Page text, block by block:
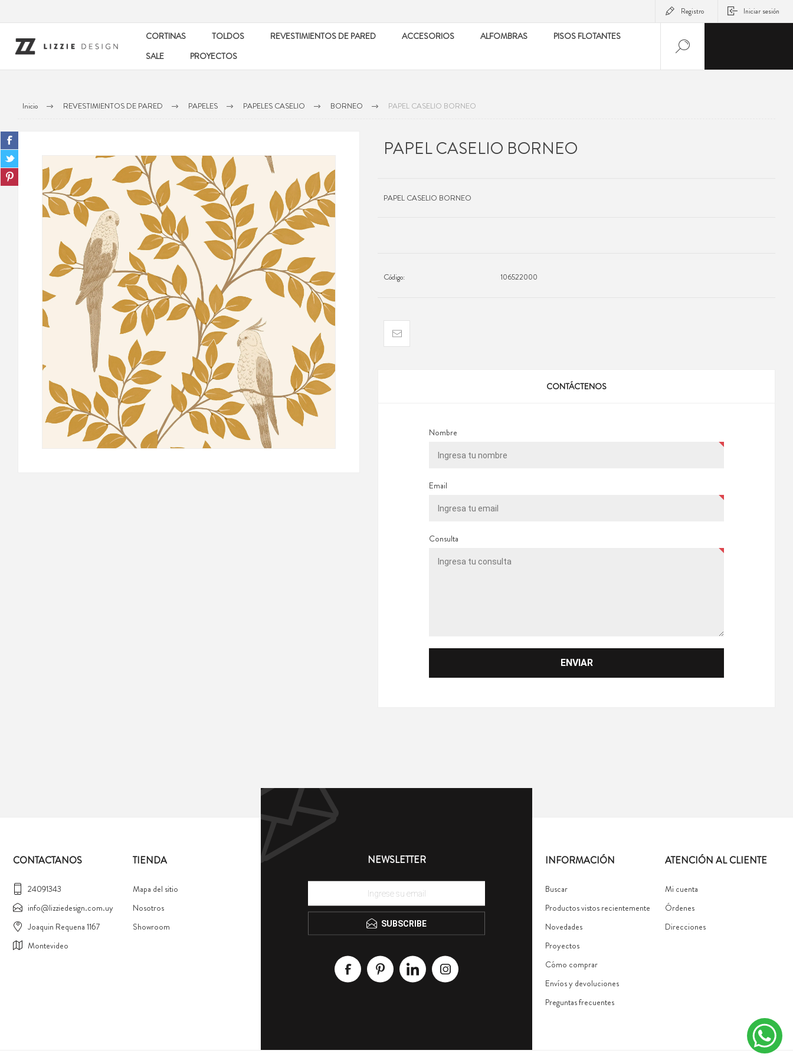
Registro Iniciar sesión
CORTINAS TOLDOS REVESTIMIENTOS DE PARED ACCESORIOS ALFOMBRAS
PISOS FLOTANTES
SALE
PROYECTOS
Inicio REVESTIMIENTOS DE PARED PAPELES PAPELES CASELIO BORNEO PAPEL CASELIO BORNEO
PAPEL CASELIO BORNEO
PAPEL CASELIO BORNEO
Código: 106522000
CONTÁCTENOS
Nombre
Email
Consulta
NEWSLETTER
SUBSCRIBE
CONTACTANOS
24091343
info@lizziedesign.com.uy
Joaquin Requena 1167
Montevideo
TIENDA
Mapa del sitio
Nosotros
Showroom
INFORMACIÓN
Buscar
Productos vistos recientemente
Novedades
Proyectos
Cómo comprar
Envíos y devoluciones
Preguntas frecuentes
ATENCIÓN AL CLIENTE
Mi cuenta
Órdenes
Direcciones